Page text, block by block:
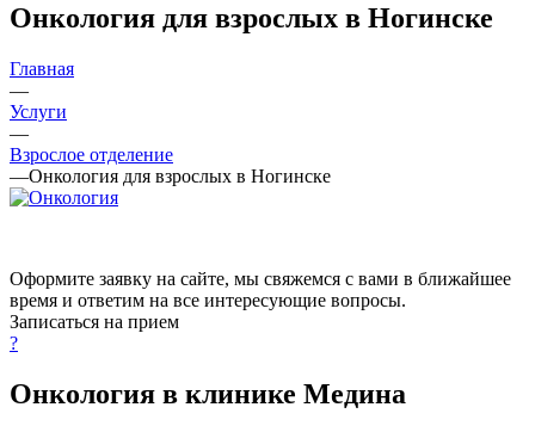
Онкология для взрослых в Ногинске
Главная
—
Услуги
—
Взрослое отделение
—Онкология для взрослых в Ногинске
Оформите заявку на сайте, мы свяжемся с вами в ближайшее
время и ответим на все интересующие вопросы.
Записаться на прием
?
Онкология в клинике Медина